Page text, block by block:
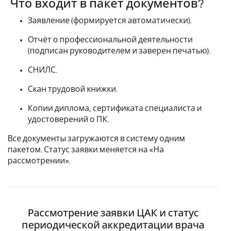
Что входит в пакет документов?
Заявление (формируется автоматически).
Отчёт о профессиональной деятельности
(подписан руководителем и заверен печатью).
СНИЛС.
Скан трудовой книжки.
Копии диплома, сертификата специалиста и
удостоверений о ПК.
Все документы загружаются в систему одним
пакетом. Статус заявки меняется на «На
рассмотрении».
Рассмотрение заявки ЦАК и статус
периодической аккредитации врача